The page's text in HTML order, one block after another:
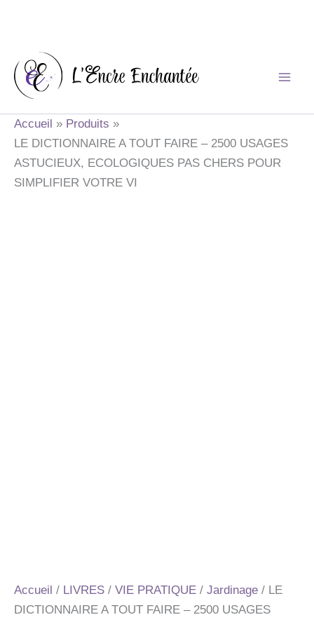
contenu
Accueil
Produits
LE DICTIONNAIRE A TOUT FAIRE – 2500 USAGES
ASTUCIEUX, ECOLOGIQUES PAS CHERS POUR
SIMPLIFIER VOTRE VI
Accueil / LIVRES / VIE PRATIQUE / Jardinage / LE
DICTIONNAIRE A TOUT FAIRE – 2500 USAGES